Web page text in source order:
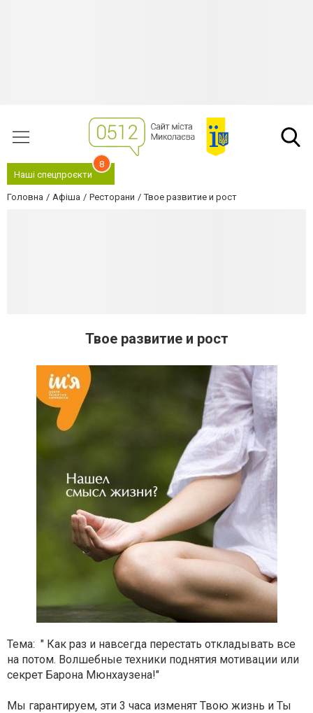
Наші спецпроєкти
8
Головна Афіша Ресторани Твое развитие и рост
Твое развитие и рост
Тема: " Как раз и навсегда перестать откладывать все
на потом. Волшебные техники поднятия мотивации или
секрет Барона Мюнхаузена!"
Мы гарантируем, эти 3 часа изменят Твою жизнь и Ты